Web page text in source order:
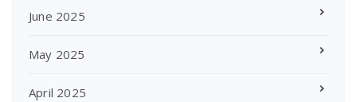
June 2025
May 2025
April 2025